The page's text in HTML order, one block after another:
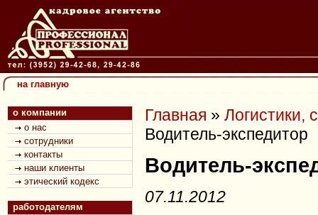
на главную
о компании
о нас
сотрудники
контакты
наши клиенты
этический кодекс
работодателям
Главная » Логистики,
Водитель-экспедитор
Водитель-
07.11.2012